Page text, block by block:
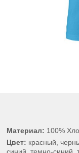
Материал: 100%
Цвет: красный,